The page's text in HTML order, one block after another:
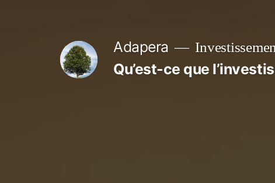
Adapera
Qu’est-ce que